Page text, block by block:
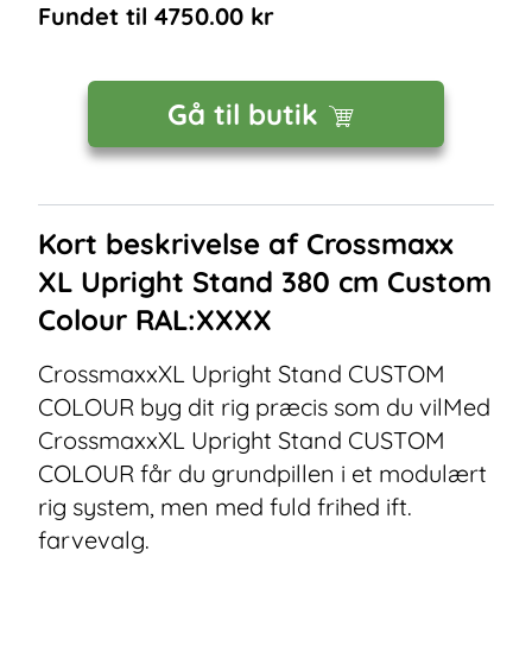
Fundet til 4750.00 kr
Gå til butik
Kort beskrivelse af Crossmaxx
XL Upright Stand 380 cm Custom
Colour RAL:XXXX
CrossmaxxXL Upright Stand CUSTOM
COLOUR byg dit rig præcis som du vilMed
CrossmaxxXL Upright Stand CUSTOM
COLOUR får du grundpillen i et modulært
rig system, men med fuld frihed ift.
farvevalg.